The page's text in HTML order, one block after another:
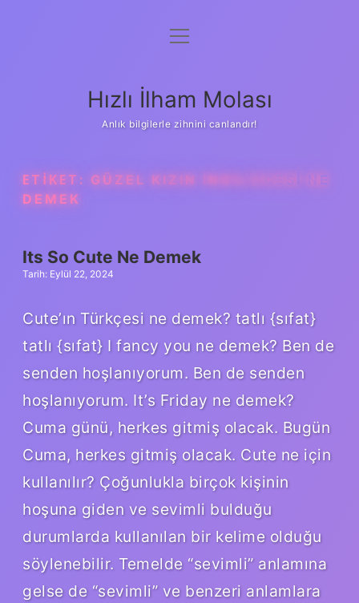
Anasayfa
Yasal Uyarı
menüyü
Hızlı İlham Molası
Anlık bilgilerle zihnini canlandır!
ETIKET: GÜZEL KIZIN INGILIZCESI NE
DEMEK
Its So Cute Ne Demek
Tarih: Eylül 22, 2024
Cute’ın Türkçesi ne demek? tatlı {sıfat}
tatlı {sıfat} I fancy you ne demek? Ben de
senden hoşlanıyorum. Ben de senden
hoşlanıyorum. It’s Friday ne demek?
Cuma günü, herkes gitmiş olacak. Bugün
Cuma, herkes gitmiş olacak. Cute ne için
kullanılır? Çoğunlukla birçok kişinin
hoşuna giden ve sevimli bulduğu
durumlarda kullanılan bir kelime olduğu
söylenebilir. Temelde “sevimli” anlamına
gelse de “sevimli” ve benzeri anlamlara